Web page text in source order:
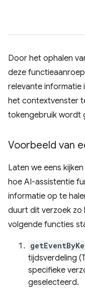
Door het ophalen
deze
relevante informatie
het contextvenster
tokengebruik wordt
Voorbeeld van
Laten we eens
hoe AI-assistentie
informatie op te
duurt dit verzoek zo
volgende functies
tijdsverdeling
specifieke
geselecteerd.